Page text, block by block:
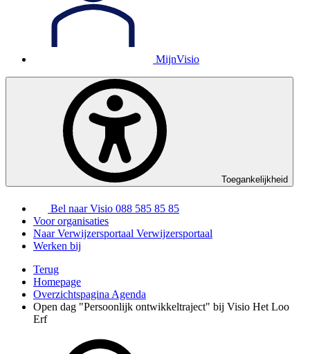
MijnVisio
Toegankelijkheid
Bel naar Visio 088 585 85 85
Voor organisaties
Naar Verwijzersportaal Verwijzersportaal
Werken bij
Terug
Homepage
Overzichtspagina Agenda
Open dag "Persoonlijk ontwikkeltraject" bij Visio Het Loo
Erf